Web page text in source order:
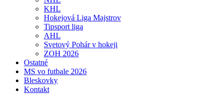
KHL
Hokejová Liga Majstrov
Tipsport liga
AHL
Svetový Pohár v hokeji
ZOH 2026
Ostatné
MS vo futbale 2026
Bleskovky
Kontakt